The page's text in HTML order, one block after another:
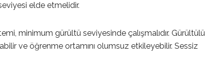
elde etmelidir.
minimum gürültü seviyesinde çalışmalıdır. Gürültülü
ve öğrenme ortamını olumsuz etkileyebilir. Sessiz